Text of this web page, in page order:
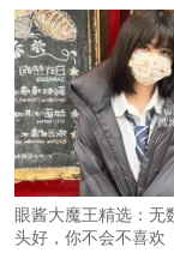
眼酱大魔王精选：无
头好，你不会不喜欢